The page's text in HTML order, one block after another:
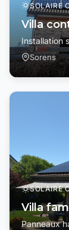
SOLAIRE
Villa
Installation
Sorens
SOLAIRE
Villa
Panneaux